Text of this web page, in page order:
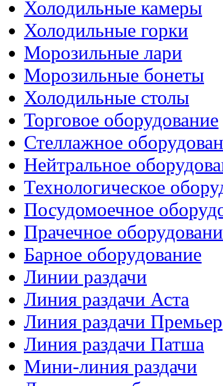
Холодильные камеры
Холодильные горки
Морозильные лари
Морозильные бонеты
Холодильные столы
Торговое оборудование
Стеллажное
Нейтральное
Технологическое
Посудомоечное
Прачечное
Барное оборудование
Линии раздачи
Линия раздачи Аста
Линия раздачи Премьер
Линия раздачи Патша
Мини-линия раздачи